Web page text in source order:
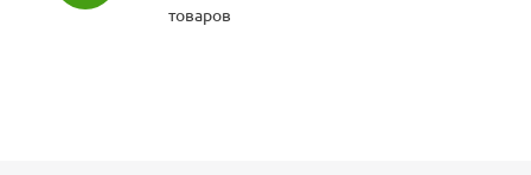
товаров